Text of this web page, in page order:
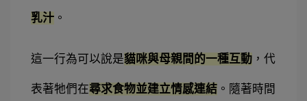
乳汁 。
這一行為可以說是貓咪與母親間的一種互動 ，代
表著牠們在尋求食物並建立情感連結 。隨著時間